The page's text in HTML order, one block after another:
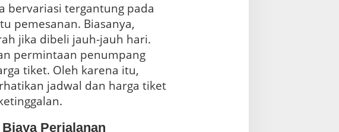
bervariasi tergantung pada
pemesanan. Biasanya,
jika dibeli jauh-jauh hari.
permintaan penumpang
tiket. Oleh karena itu,
jadwal dan harga tiket
Perjalanan